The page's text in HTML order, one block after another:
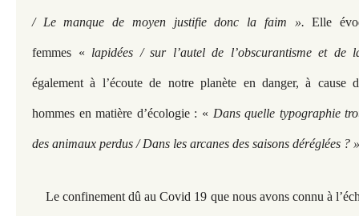
/ Le manque de moyen justifie donc la faim ».Elle
femmes « lapidées / sur l’autel de l’obscurantisme et de
également à l’écoute de notre planète en danger, à cause
hommes en matière d’écologie : « Dans quelle typographie
des animaux perdus / Dans les arcanes des saisons déréglées ? »
Le confinement dû au Covid 19 que nous avons connu à